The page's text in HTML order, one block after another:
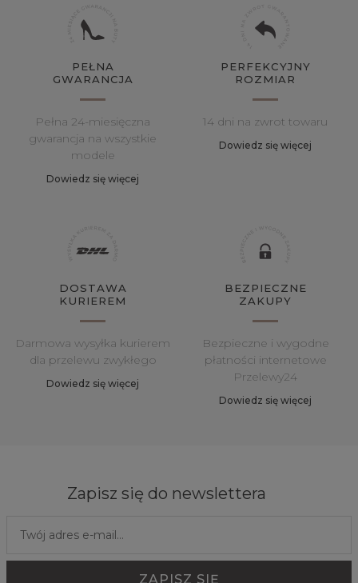
PEŁNA
GWARANCJA
Pełna 24-miesięczna
gwarancja na wszystkie
modele
Dowiedz się więcej
PERFEKCYJNY
ROZMIAR
14 dni na zwrot towaru
Dowiedz się więcej
DOSTAWA
KURIEREM
Darmowa wysyłka kurierem
dla przelewu zwykłego
Dowiedz się więcej
BEZPIECZNE
ZAKUPY
Bezpieczne i wygodne
płatności internetowe
Przelewy24
Dowiedz się więcej
Zapisz się do newslettera